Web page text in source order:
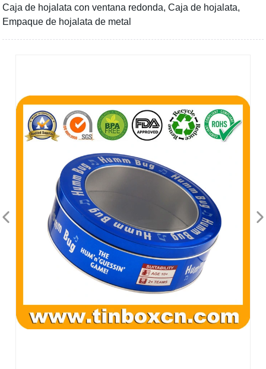
Caja de hojalata con ventana redonda, Caja de hojalata,
Empaque de hojalata de metal